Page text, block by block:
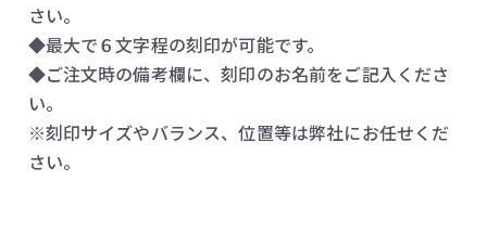
さい。
◆最大で６文字程の刻印が可能です。
◆ご注文時の備考欄に、刻印のお名前をご記入くださ
い。
※刻印サイズやバランス、位置等は弊社にお任せくだ
さい。